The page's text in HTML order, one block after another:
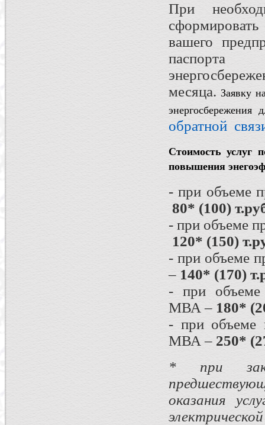
При
вашего
месяца.Заявку
обратной
Стоимость услуг
повышения
- при объеме
80* (100)
- при объеме
120* (150)
- при объеме
– 140* (170)
- при объеме
МВА – 180*
- при объеме
МВА – 250*
* при
оказания